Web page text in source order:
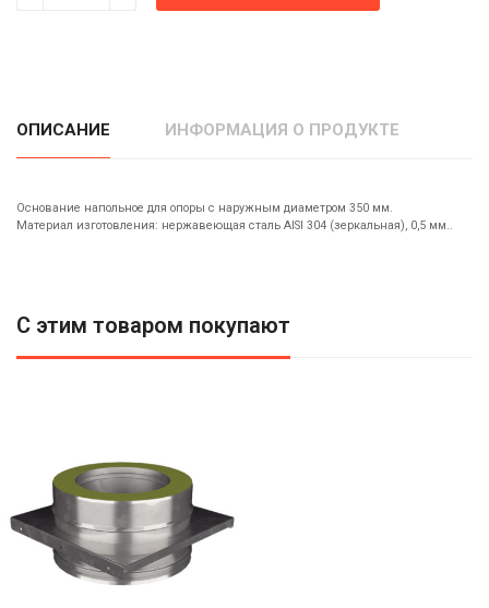
ОПИСАНИЕ ИНФОРМАЦИЯ О ПРОДУКТЕ
Основание напольное для опоры c наружным диаметром 350 мм.
Материал изготовления: нержавеющая сталь AISI 304 (зеркальная), 0,5 мм..
С этим товаром покупают